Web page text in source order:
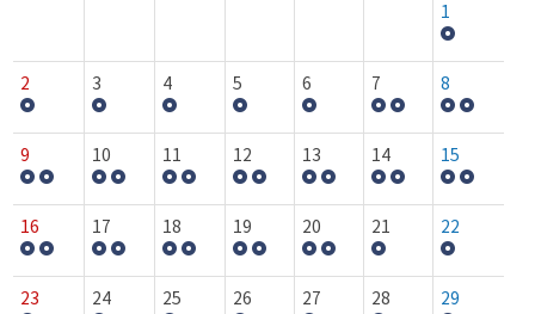
1
2 3 4 5 6 7 8
9 10 11 12 13 14 15
16 17 18 19 20 21 22
23 24 25 26 27 28 29